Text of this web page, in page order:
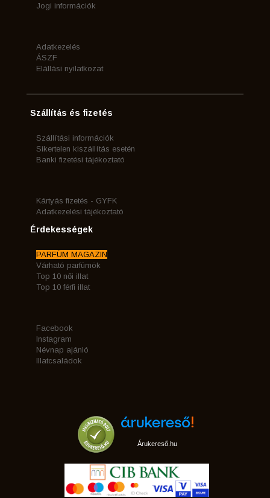
Jogi információk
Adatkezelés
ÁSZF
Elállási nyilatkozat
Szállítás és fizetés
Szállítási információk
Sikertelen kiszállítás esetén
Banki fizetési tájékoztató
Kártyás fizetés - GYFK
Adatkezelési tájékoztató
Érdekességek
PARFÜM MAGAZIN
Várható parfümök
Top 10 női illat
Top 10 férfi illat
Facebook
Instagram
Névnap ajánló
Illatcsaládok
Árukereső.hu